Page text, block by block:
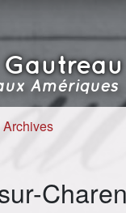
Amériques
Archives